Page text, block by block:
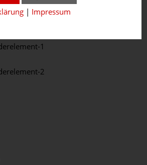
1
2
| Impressum